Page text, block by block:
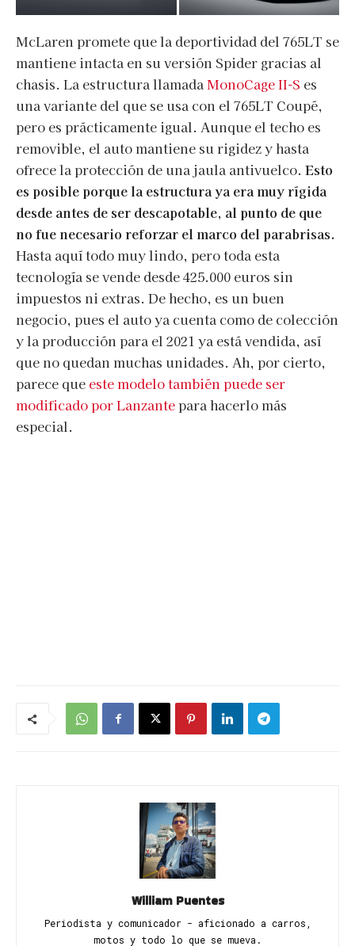
McLaren promete que la deportividad del 765LT se
mantiene intacta en su versión Spider gracias al
chasis. La estructura llamadaMonoCage II-S es
una variante del que se usa con el 765LT Coupé,
pero es prácticamente igual. Aunque el techo es
removible, el auto mantiene su rigidez y hasta
ofrece la protección de una jaula antivuelco. Esto
es posible porque la estructura ya era muy rígida
desde antes de ser descapotable, al punto de que
no fue necesario reforzar el marco del parabrisas.
Hasta aquí todo muy lindo, pero toda esta
tecnología se vende desde 425.000 euros sin
impuestos ni extras. De hecho, es un buen
negocio, pues el auto ya cuenta como de colección
y la producción para el 2021 ya está vendida, así
que no quedan muchas unidades. Ah, por cierto,
parece que este modelo también puede ser
modificado por Lanzantepara hacerlo más
especial.
William Puentes
Periodista y comunicador - aficionado a carros,
motos y todo lo que se mueva.